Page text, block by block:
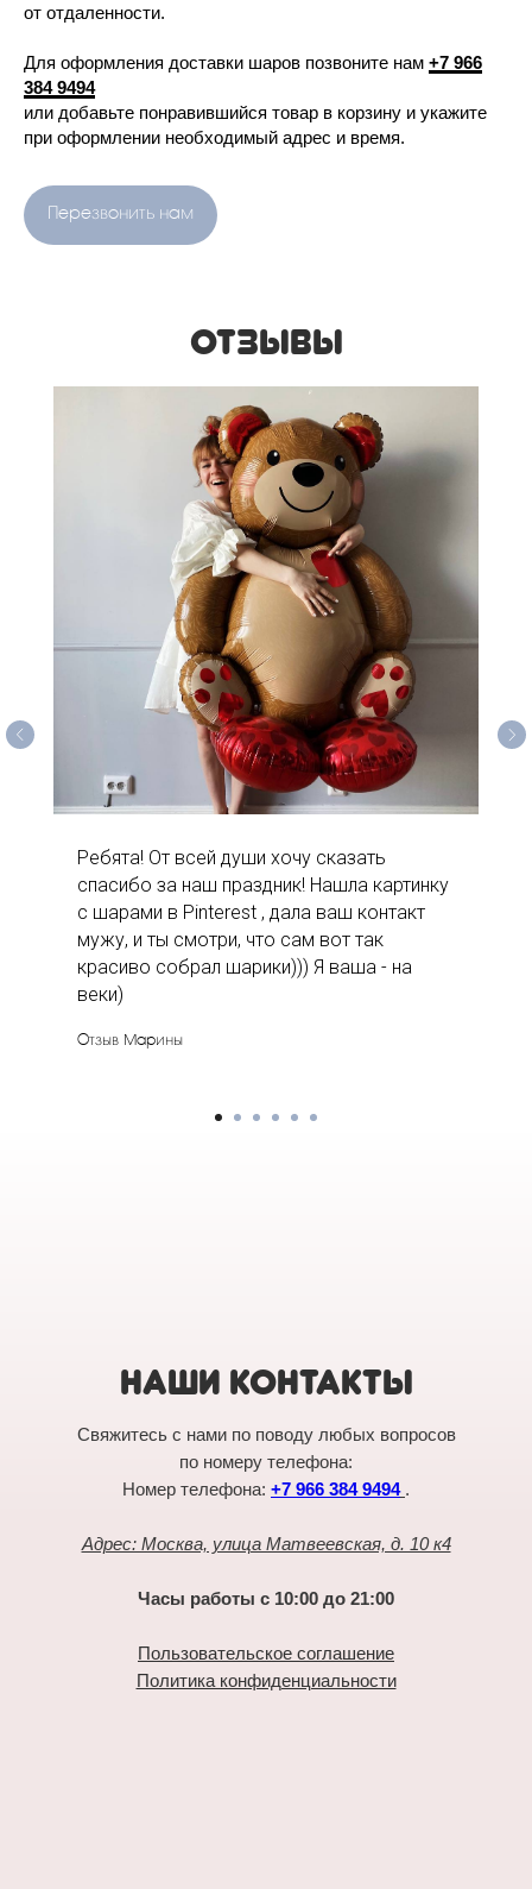
от отдаленности.
Для оформления доставки шаров позвоните нам +7 966
384 9494
или добавьте понравившийся товар в корзину и укажите
при оформлении необходимый адрес и время.
Перезвонить нам
ОТЗЫВЫ
Ребята! От всей души хочу сказать
спасибо за наш праздник! Нашла картинку
с шарами в Pinterest , дала ваш контакт
мужу, и ты смотри, что сам вот так
красиво собрал шарики))) Я ваша - на
веки)
Отзыв Марины
НАШИ КОНТАКТЫ
Свяжитесь с нами по поводу любых вопросов
по номеру телефона:
Номер телефона: +7 966 384 9494 .
Адрес: Москва, улица Матвеевская, д. 10 к4
Часы работы с 10:00 до 21:00
Пользовательское соглашение
Политика конфиденциальности